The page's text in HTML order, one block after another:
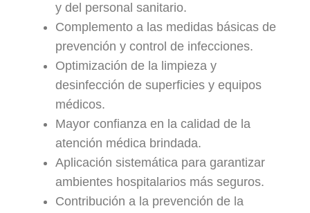
y del personal sanitario.
Complemento a las medidas básicas de
prevención y control de infecciones.
Optimización de la limpieza y
desinfección de superficies y equipos
médicos.
Mayor confianza en la calidad de la
atención médica brindada.
Aplicación sistemática para garantizar
ambientes hospitalarios más seguros.
Contribución a la prevención de la